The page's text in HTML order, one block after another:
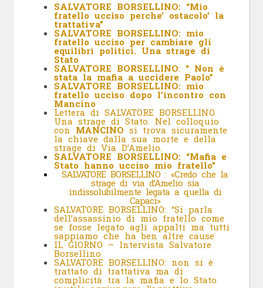
SALVATORE BORSELLINO: “Mio
fratello ucciso perche’ ostacolo’ la
trattativa”
SALVATORE BORSELLINO: mio
fratello ucciso per cambiare gli
equilibri politici. Una strage di
Stato
SALVATORE BORSELLINO: “ Non è
stata la mafia a uccidere Paolo”
SALVATORE BORSELLINO: mio
fratello ucciso dopo l’incontro con
Mancino
Lettera di SALVATORE BORSELLINO.
Una strage di Stato. Nel colloquio
con MANCINO si trova sicuramente
la chiave dalla sua morte e della
strage di Via D’Amelio.
SALVATORE BORSELLINO: “Mafia e
Stato hanno ucciso mio fratello”
SALVATORE BORSELLINO : «Credo che la
strage di via d’Amelio sia
indissolubilmente legata a quella di
Capaci»
SALVATORE BORSELLINO: “Si parla
dell’assassinio di mio fratello come
se fosse legato agli appalti ma tutti
sappiamo che ha ben altre cause
IL GIORNO – Intervista Salvatore
Borsellino
SALVATORE BORSELLINO: non si è
trattato di trattativa ma di
complicità tra la mafia e lo Stato